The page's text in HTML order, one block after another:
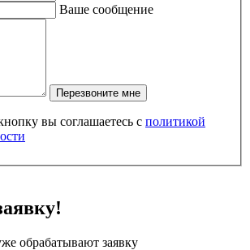
Ваше сообщение
Перезвоните мне
вы соглашаетесь с политикой
обрабатывают заявку